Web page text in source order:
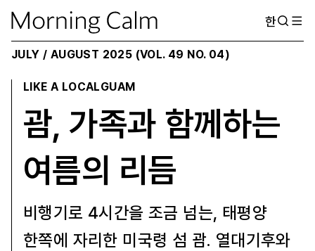
한
JULY / AUGUST 2025 (VOL. 49 NO. 04)
LIKE A LOCALGUAM
괌, 가족과 함께하는
여름의 리듬
비행기로 4시간을 조금 넘는, 태평양
한쪽에 자리한 미국령 섬 괌. 열대기후와